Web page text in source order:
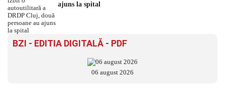
ajuns la spital
BZI - EDITIA DIGITALĂ - PDF
06 august 2026